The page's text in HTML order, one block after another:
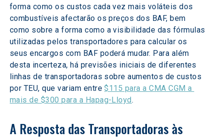
forma como os custos cada vez mais voláteis dos
combustíveis afectarão os preços dos BAF, bem
como sobre a forma como a visibilidade das fórmulas
utilizadas pelos transportadores para calcular os
seus encargos com BAF poderá mudar. Para além
desta incerteza, há previsões iniciais de diferentes
linhas de transportadoras sobre aumentos de custos
por TEU, que variam entre $115 para a CMA CGM a
mais de $300 para a Hapag-Lloyd.
A Resposta das Transportadoras às